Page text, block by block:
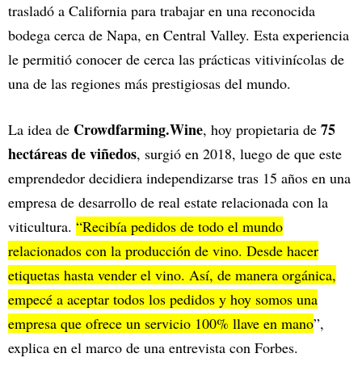
trasladó a California para trabajar en una reconocida
bodega cerca de Napa, en Central Valley. Esta experiencia
le permitió conocer de cerca las prácticas vitivinícolas de
una de las regiones más prestigiosas del mundo.
La idea de Crowdfarming.Wine, hoy propietaria de 75
hectáreas de viñedos, surgió en 2018, luego de que este
emprendedor decidiera independizarse tras 15 años en una
empresa de desarrollo de real estate relacionada con la
viticultura. “Recibía pedidos de todo el mundo
relacionados con la producción de vino. Desde hacer
etiquetas hasta vender el vino. Así, de manera orgánica,
empecé a aceptar todos los pedidos y hoy somos una
empresa que ofrece un servicio 100% llave en mano”,
explica en el marco de una entrevista con Forbes.